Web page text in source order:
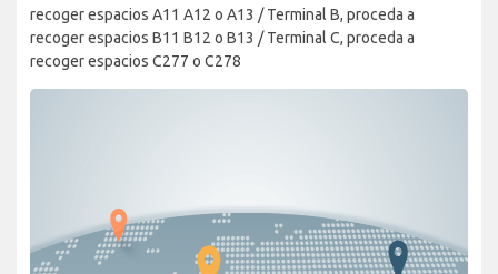
recoger espacios A11 A12 o A13 / Terminal B, proceda a
recoger espacios B11 B12 o B13 / Terminal C, proceda a
recoger espacios C277 o C278